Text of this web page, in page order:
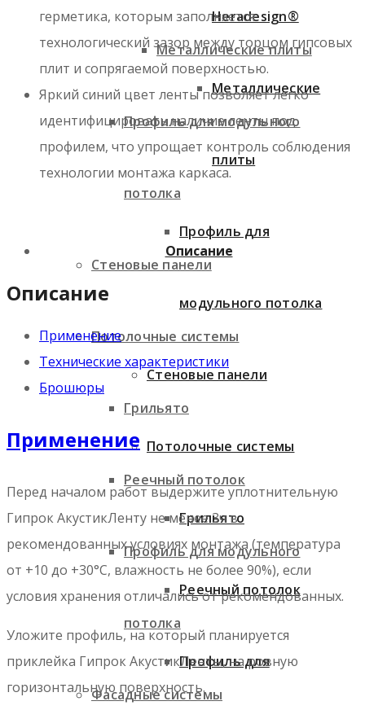
Металлические плиты
Профиль для модульного
потолка
Стеновые панели
Потолочные системы
Грильято
Реечный потолок
Профиль для модульного
потолка
Фасадные системы
Heradesign®
Металлические
плиты
Профиль для
модульного потолка
Стеновые панели
Потолочные системы
Грильято
Реечный потолок
Профиль для
герметика, которым заполняется
технологический зазор между торцом гипсовых
плит и сопрягаемой поверхностью.
Яркий синий цвет ленты позволяет легко
идентифицировать наличие ленты под
профилем, что упрощает контроль соблюдения
технологии монтажа каркаса.
Описание
Описание
Применение
Технические характеристики
Брошюры
Применение
Перед началом работ выдержите уплотнительную
Гипрок АкустикЛенту не менее 3ч в
рекомендованных условиях монтажа (температура
от +10 до +30°С, влажность не более 90%), если
условия хранения отличались от рекомендованных.
Уложите профиль, на который планируется
приклейка Гипрок АкустикЛенты, на ровную
горизонтальную поверхность.